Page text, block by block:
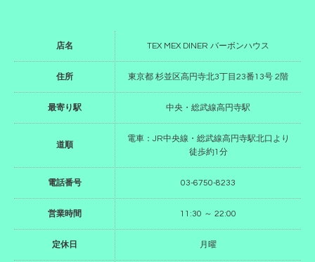
店名 TEX MEX DINER バーボンハウス
住所 東京都 杉並区高円寺北3丁目23番13号 2階
最寄り駅 中央・総武線高円寺駅
道順
電車：JR中央線・総武線高円寺駅北口より
徒歩約1分
電話番号 03-6750-8233
営業時間 11:30 ～ 22:00
定休日 月曜